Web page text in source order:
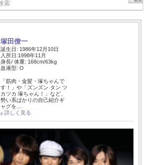
塚田僚一
誕生日: 1986年12月10日
入所日:1998年11月
身長/ 体重: 168cm/63kg
血液型: O
「筋肉・金髪・塚ちゃんで
す！」や「ズンズン タン ツ
カツカ 塚ちゃん！」など、
勢い系ばかりの自己紹介ギ
ャグを…
詳しく見る